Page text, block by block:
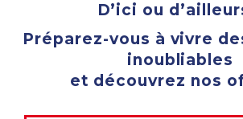
D’ici ou
Préparez-vous à vivre
inoubliables
et découvrez nos